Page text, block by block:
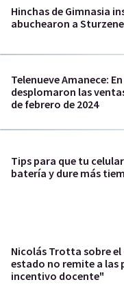
Hinchas de Gimnasia
abuchearon a
Telenueve Amanece:
desplomaron las
de febrero de 2024
Tips para que tu
batería y dure más
Nicolás Trotta sobre
estado no remite a las
incentivo docente"